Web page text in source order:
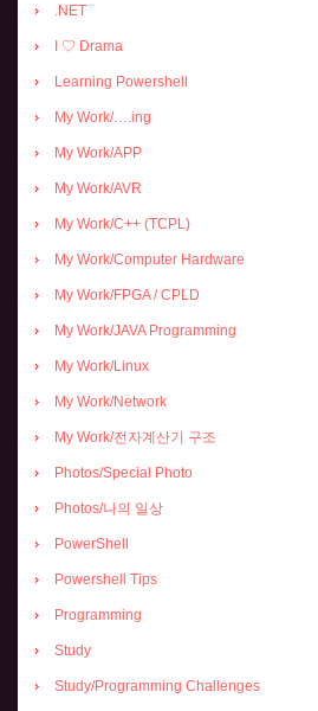
.NET
I ♡ Drama
Learning Powershell
My Work/….ing
My Work/APP
My Work/AVR
My Work/C++ (TCPL)
My Work/Computer Hardware
My Work/FPGA / CPLD
My Work/JAVA Programming
My Work/Linux
My Work/Network
My Work/전자계산기 구조
Photos/Special Photo
Photos/나의 일상
PowerShell
Powershell Tips
Programming
Study
Study/Programming Challenges